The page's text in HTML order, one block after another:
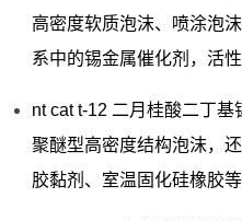
高密度软质泡沫、喷涂泡
系中的锡金属催化剂，活
nt cat t-12 二月桂酸二丁
聚醚型高密度结构泡沫，
胶黏剂、室温固化硅橡胶等